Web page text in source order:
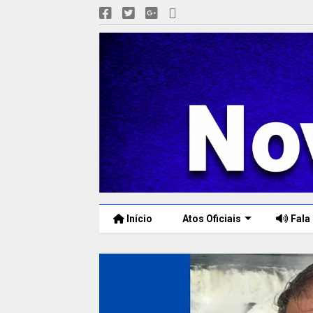
Início Atos Oficiais